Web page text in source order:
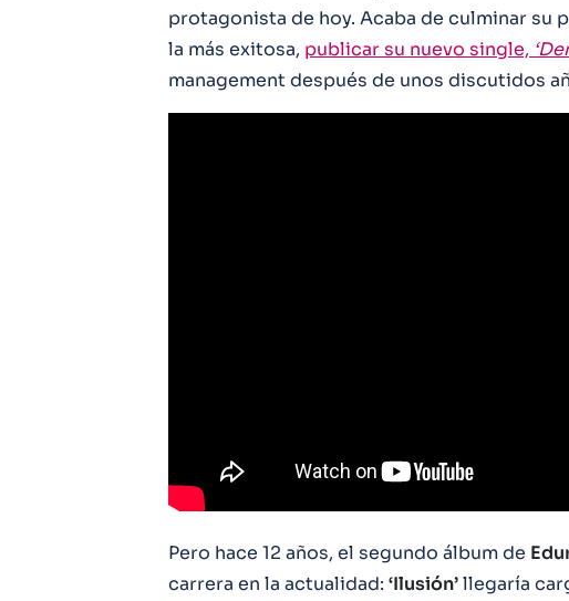
protagonista de hoy. Acaba de culminar su
la más exitosa, publicar su nuevo single,
management después de unos discutidos
Pero hace 12 años, el segundo álbum de
carrera en la actualidad: ‘Ilusión’llegaría